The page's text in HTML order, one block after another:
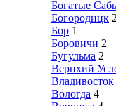
Богатые
Богородицк 2
Бор 1
Боровичи 2
Бугульма 2
Вернхий
Владивосток
Вологда 4